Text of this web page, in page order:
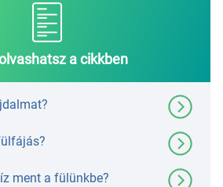
a cikkben
ment a fülünkbe?